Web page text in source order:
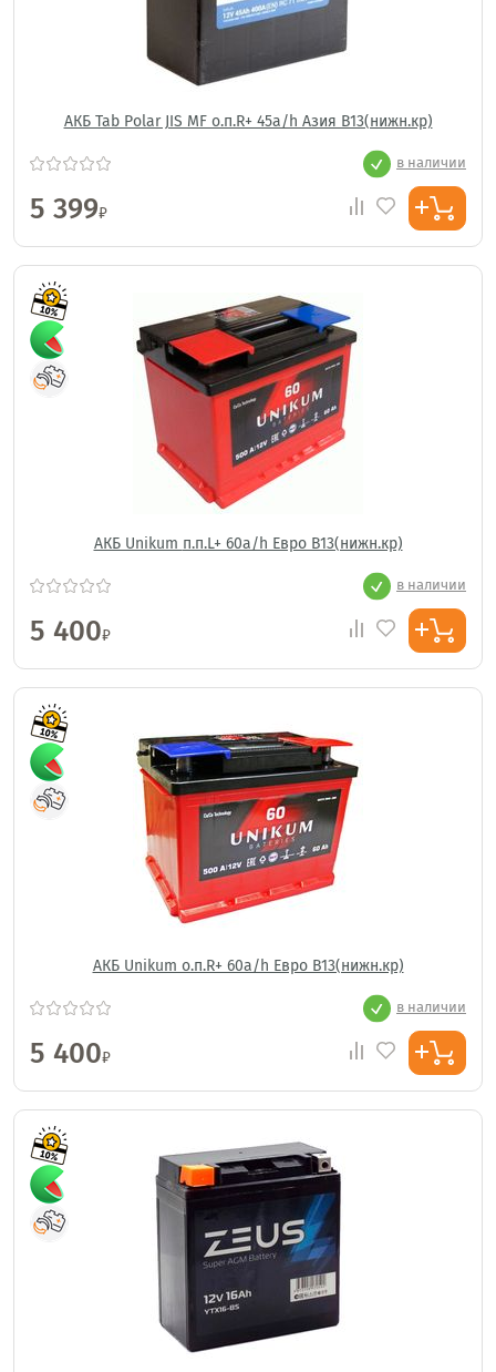
АКБ Tab Polar JIS MF о.п.R+ 45a/h Азия B13(нижн.кр)
в наличии
5 399₽
АКБ Unikum п.п.L+ 60a/h Евро B13(нижн.кр)
в наличии
5 400₽
АКБ Unikum о.п.R+ 60a/h Евро B13(нижн.кр)
в наличии
5 400₽